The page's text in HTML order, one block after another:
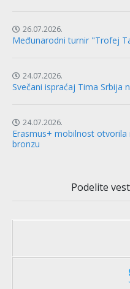
26.07.2026.
Međunarodni turnir "Trofej
24.07.2026.
Svečani ispraćaj Tima Srbija
24.07.2026.
Erasmus+ mobilnost
bronzu
Podelite